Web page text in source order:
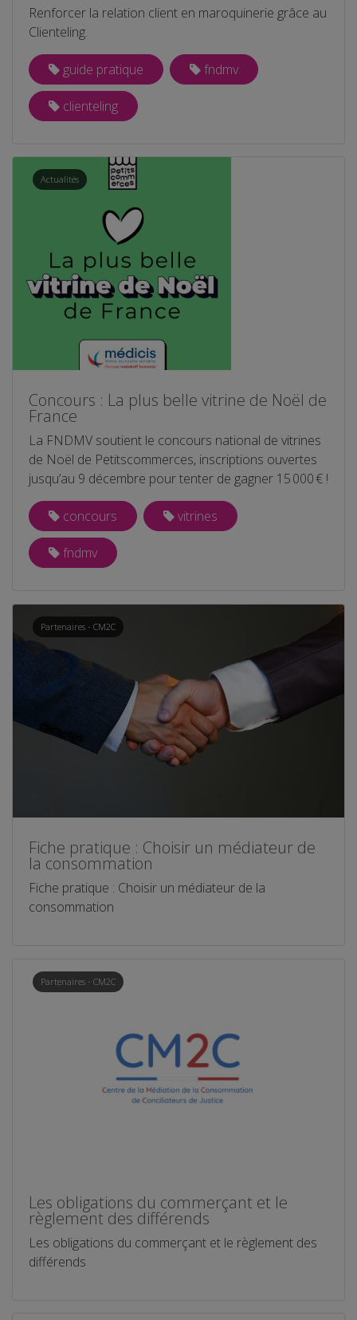
Renforcer la relation client en maroquinerie grâce au
Clienteling.
guide pratique fndmv
clienteling
Actualités
Concours : La plus belle vitrine de Noël de
France
La FNDMV soutient le concours national de vitrines
de Noël de Petitscommerces, inscriptions ouvertes
jusqu’au 9 décembre pour tenter de gagner 15 000 € !
concours vitrines
fndmv
Partenaires - CM2C
Fiche pratique : Choisir un médiateur de
la consommation
Fiche pratique : Choisir un médiateur de la
consommation
Partenaires - CM2C
Les obligations du commerçant et le
règlement des différends
Les obligations du commerçant et le règlement des
différends